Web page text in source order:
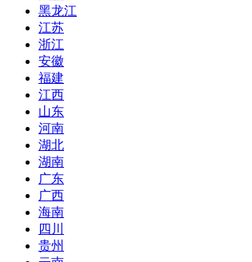
黑龙江
江苏
浙江
安徽
福建
江西
山东
河南
湖北
湖南
广东
广西
海南
四川
贵州